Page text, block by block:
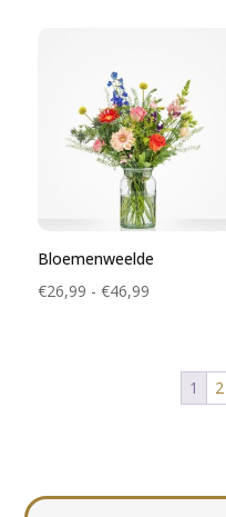
Bloemenweelde
€26,99 - €46,99Prijsklasse:
€46,99
1 2